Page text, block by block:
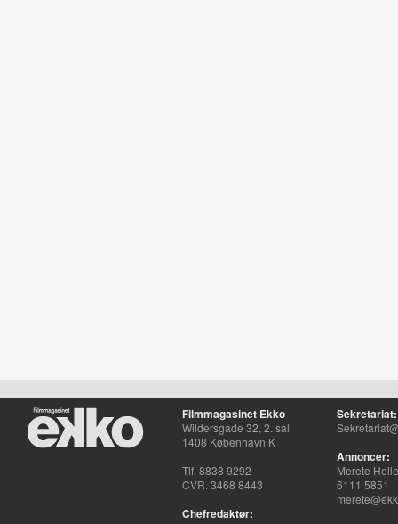
Filmmagasinet Ekko
Wildersgade 32, 2. sal
1408 København K
Tlf. 8838 9292
CVR. 3468 8443
Chefredaktør:
Sekretariat:
Annoncer:
Merete
6111 5851